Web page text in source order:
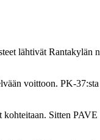
lähtivät Rantakylän
voittoon. PK-
Sitten